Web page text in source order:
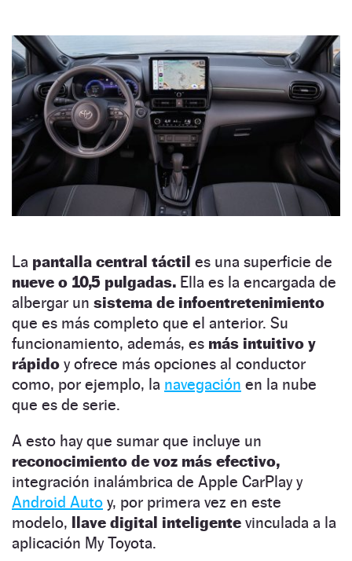
La pantalla central táctil es una superficie de
nueve o 10,5 pulgadas. Ella es la encargada de
albergar un sistema de infoentretenimiento
que es más completo que el anterior. Su
funcionamiento, además, es más intuitivo y
rápido y ofrece más opciones al conductor
como, por ejemplo, la navegación en la nube
que es de serie.
A esto hay que sumar que incluye un
reconocimiento de voz más efectivo,
integración inalámbrica de Apple CarPlay y
Android Auto y, por primera vez en este
modelo, llave digital inteligente vinculada a la
aplicación My Toyota.